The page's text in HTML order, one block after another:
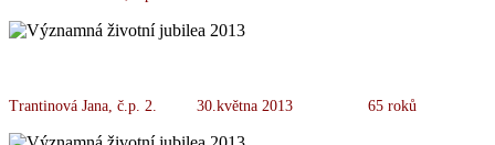
Trantinová Jana, č.p. 2. 30.května 2013 65 roků